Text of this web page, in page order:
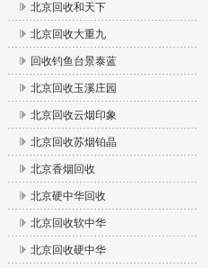
北京回收和天下
北京回收大重九
回收钓鱼台景泰蓝
北京回收玉溪庄园
北京回收云烟印象
北京回收苏烟铂晶
北京香烟回收
北京硬中华回收
北京回收软中华
北京回收硬中华